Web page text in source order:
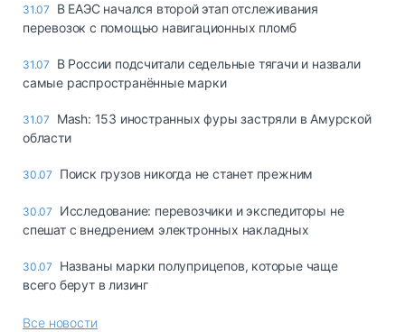
31.07
В ЕАЭС начался второй этап отслеживания
перевозок с помощью навигационных пломб
31.07
В России подсчитали седельные тягачи и назвали
самые распространённые марки
31.07
Mash: 153 иностранных фуры застряли в Амурской
области
30.07 Поиск грузов никогда не станет прежним
30.07
Исследование: перевозчики и экспедиторы не
спешат с внедрением электронных накладных
30.07
Названы марки полуприцепов, которые чаще
всего берут в лизинг
Все новости